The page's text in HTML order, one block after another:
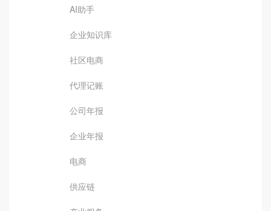
AI助手
企业知识库
社区电商
代理记账
公司年报
企业年报
电商
供应链